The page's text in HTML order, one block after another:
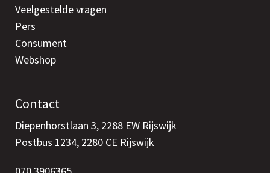
Veelgestelde vragen
Pers
Consument
Webshop
Contact
Diepenhorstlaan 3, 2288 EW Rijswijk
Postbus 1234, 2280 CE Rijswijk